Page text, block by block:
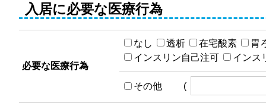
入居に必要な医療行為
必要な医療行為
なし 透析 在宅酸素
胃
インスリン自己注可
インス
その他 (